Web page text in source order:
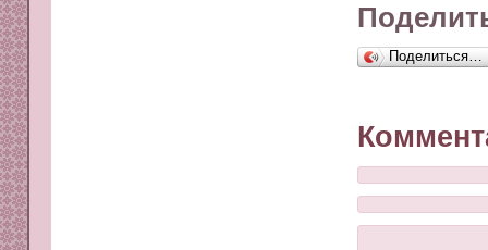
Поделиться…